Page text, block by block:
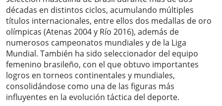
décadas en distintos ciclos, acumulando múltiples
títulos internacionales, entre ellos dos medallas de oro
olímpicas (Atenas 2004 y Río 2016), además de
numerosos campeonatos mundiales y de la Liga
Mundial. También ha sido seleccionador del equipo
femenino brasileño, con el que obtuvo importantes
logros en torneos continentales y mundiales,
consolidándose como una de las figuras más
influyentes en la evolución táctica del deporte.